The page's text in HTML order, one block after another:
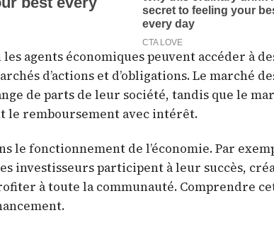
agents économiques peuvent accéder à
d’actions et d’obligations. Le marché
de parts de leur société, tandis que le
le remboursement avec intérêt.
le fonctionnement de l’économie. Par
investisseurs participent à leur succès,
à toute la communauté. Comprendre